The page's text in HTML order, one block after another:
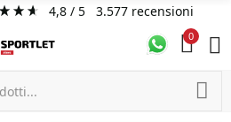
4,8/ 5 3.577 recensioni
0